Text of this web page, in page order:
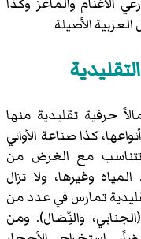
العربية الأصيلة
حرفية تقليدية منها
كذا صناعة الأواني
تتناسب مع الغرض من
وغيرها، ولا تزال
تمارس في عدد من
الجنابي، والنِّصَال). ومن